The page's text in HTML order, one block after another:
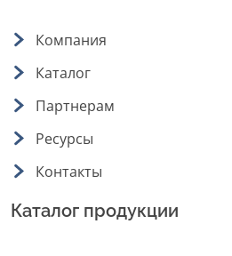
Компания
Каталог
Партнерам
Ресурсы
Контакты
Каталог продукции